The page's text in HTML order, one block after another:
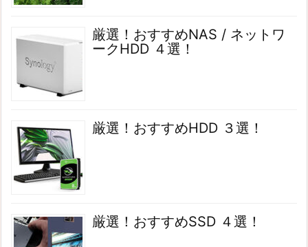
厳選！おすすめNAS / ネットワ
ークHDD ４選！
厳選！おすすめHDD ３選！
厳選！おすすめSSD ４選！